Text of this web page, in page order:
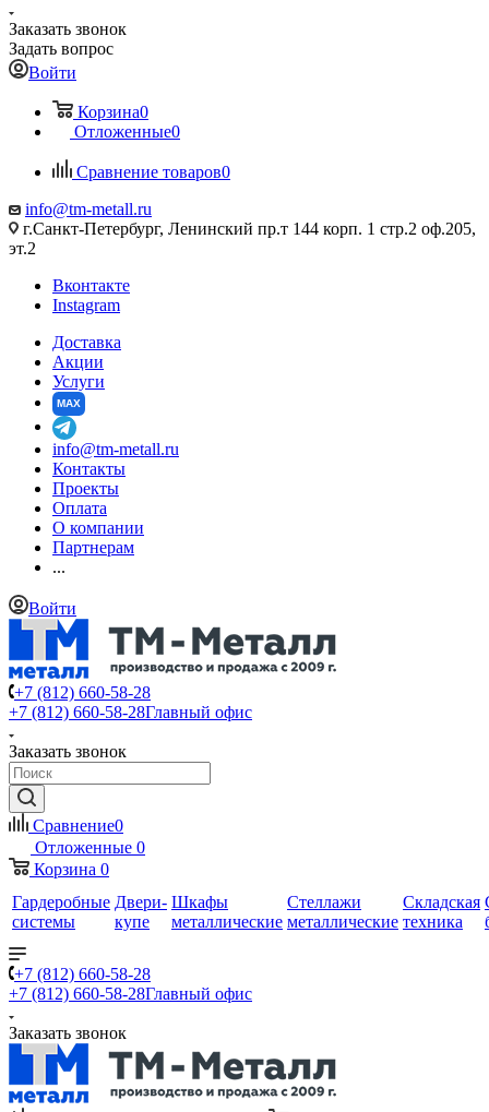
Заказать звонок
Задать вопрос
Войти
Корзина0
Отложенные0
Сравнение товаров0
info@tm-metall.ru
г.Санкт-Петербург, Ленинский пр.т 144 корп. 1 стр.2 оф.205,
эт.2
Вконтакте
Instagram
Доставка
Акции
Услуги
MAX
info@tm-metall.ru
Контакты
Проекты
Оплата
О компании
Партнерам
...
Войти
+7 (812) 660-58-28
+7 (812) 660-58-28Главный офис
Заказать звонок
Сравнение0
Отложенные 0
Корзина 0
Гардеробные
системы
Двери-
купе
Шкафы
металлические
Стеллажи
металлические
Складская
техника
+7 (812) 660-58-28
+7 (812) 660-58-28Главный офис
Заказать звонок